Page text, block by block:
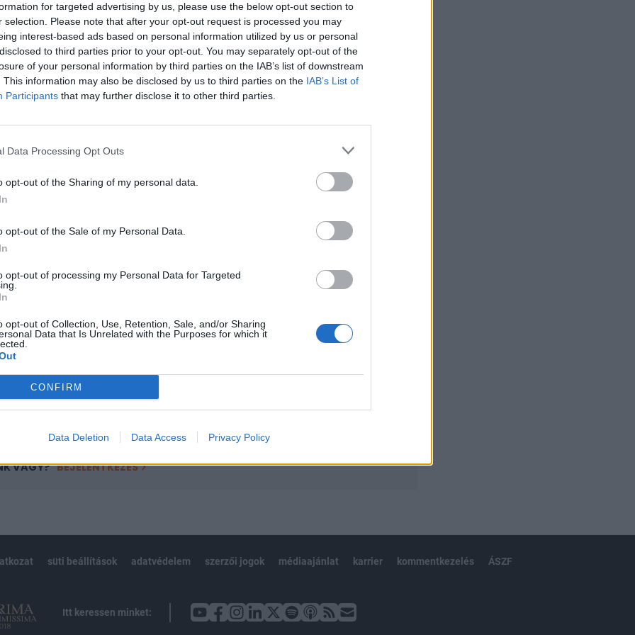
for targeted advertising by us, please use the below opt-out section to
selection. Please note that after your opt-out request is processed you may
interest-based ads based on personal information utilized by us or personal
to third parties prior to your opt-out. You may separately opt-out of the
of your personal information by third parties on the IAB’s list of downstream
This information may also be disclosed by us to third parties on the IAB’s List of
Participants that may further disclose it to other third parties.
Data Processing Opt Outs
opt-out of the Sharing of my personal data.
opt-out of the Sale of my Personal Data.
opt-out of processing my Personal Data for Targeted
opt-out of Collection, Use, Retention, Sale, and/or Sharing
Data that Is Unrelated with the Purposes for which it
CONFIRM
Data Deletion Data Access Privacy Policy
miniszterelnök az LBC reggeli műsorában Nick Ferrarinak azt
hőse egyik híres idézetét.
második világháborús miniszterelnökének rajongója, aki könyvet írt róla,
Zelenszkijt. Az ukrán elnök világszerte tiszteletet vívott ki magának dacos
még az ország orosz inváziója után is folytatott. Nem volt hajlandó elmenekülni
portfolio.hu hírarchívumához tartozik, melynek olvasása előfizetéses
tartalmazza:
cikkarchívum
elmúlt 2 év napon belüli
VAGY? BEJELENTKEZÉS
süti beállítások adatvédelem szerzői jogok médiaajánlat karrier kommentkezelés ÁSZF
Itt keressen minket: